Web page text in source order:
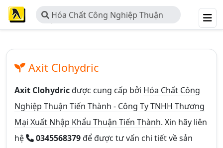
Hóa Chất Công Nghiệp Thuận
Tiến Thành - Công Ty TNHH Thương
Thành
Axit Clohydric
Axit Clohydricđược cung cấp bởi Hóa Chất Công
Nghiệp Thuận Tiến Thành - Công Ty TNHH Thương
Mại Xuất Nhập Khẩu Thuận Tiến Thành. Xin hãy liên
hệ
0345568379để được tư vấn chi tiết về sản